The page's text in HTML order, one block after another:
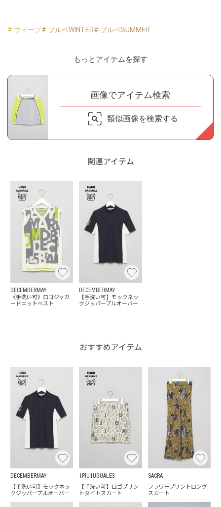
# ウェーブ# ブルベWINTER# ブルベSUMMER
もっとアイテムを探す
画像でアイテム検索
類似画像を検索する
関連アイテム
DECEMBERMAY
《手洗い可》ロゴジャガ
ードニットベスト
DECEMBERMAY
【手洗い可】モックネッ
クジッパープルオーバー
おすすめアイテム
DECEMBERMAY
【手洗い可】モックネッ
クジッパープルオーバー
1PIU1UGUALE3
【手洗い可】ロゴプリン
トタイトスカート
SACRA
フラワープリントロング
スカート